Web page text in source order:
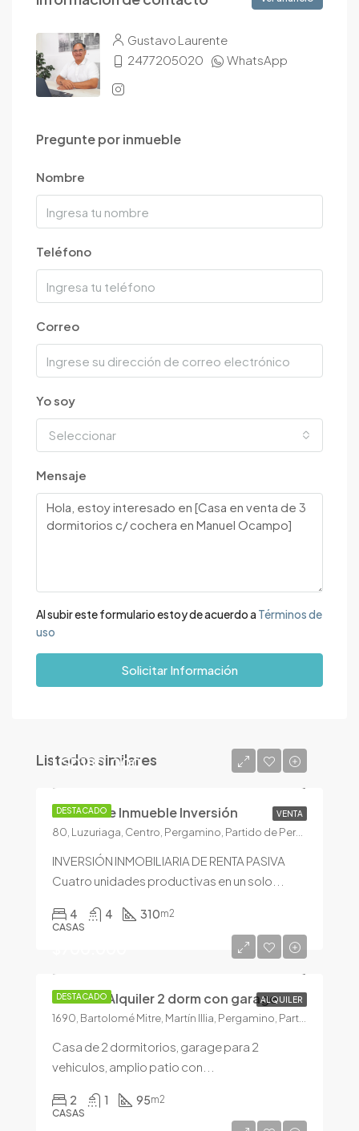
Gustavo Laurente
2477205020
WhatsApp
Pregunte por inmueble
Nombre
Teléfono
Correo
Yo soy
Seleccionar
Mensaje
Al subir este formulario estoy de acuerdo a Términos de
uso
Solicitar Información
Listados similares
DESTACADO VENTA
USD180.000
Excelente Inmueble Inversión
80, Luzuriaga, Centro, Pergamino, Partido de Pergamino, Buenos Aires, 2700, Argentina
INVERSIÓN INMOBILIARIA DE RENTA PASIVA
Cuatro unidades productivas en un solo...
4 4 310m2
CASAS
DESTACADO ALQUILER
Casa en Alquiler 2 dorm con garage
Casa de 2 dormitorios, garage para 2
vehiculos, amplio patio con...
2 1 95m2
CASAS